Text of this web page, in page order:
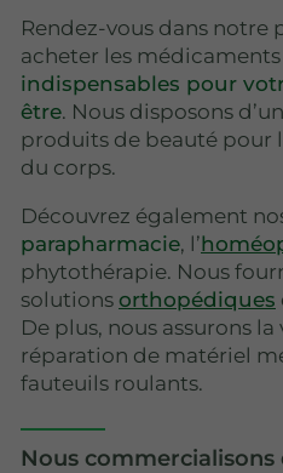
Rendez-vous dans notre
acheter les médicaments
indispensables pour
être. Nous disposons
produits de beauté pour
du corps.
Découvrez également
parapharmacie, l’
phytothérapie. Nous
solutions orthopédiques
De plus, nous assurons
réparation de matériel
fauteuils roulants.
Nous